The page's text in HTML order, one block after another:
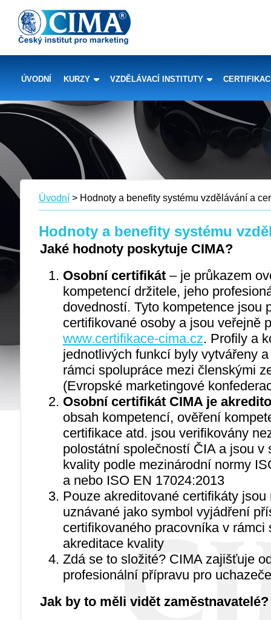
ÚVODNÍ KURZY VZDĚLÁVACÍ INSTITUTY
Úvodní> Hodnoty a benefity systému vzdělávání a
Hodnoty a benefity systému
Jaké hodnoty poskytuje CIMA?
Osobní certifikát– je průkazem
kompetencí držitele, jeho
dovedností. Tyto kompetence jsou
certifikované osoby a jsou veřejně
www.certifikace-cima.cz. Profily a
jednotlivých funkcí byly vytvářeny
rámci spolupráce mezi členskými
(Evropské marketingové
Osobní certifikát CIMA je
obsah kompetencí, ověření
certifikace atd. jsou verifikovány
polostátní společností ČIA a jsou v
kvality podle mezinárodní normy
a nebo ISO EN 17024:2013
Pouze akreditované certifikáty jsou
uznávané jako symbol vyjádření
certifikovaného pracovníka v rámci
akreditace kvality
Zdá se to složité? CIMA zajišťuje
profesionální přípravu pro
Jak by to měli vidět zaměstnavatelé?